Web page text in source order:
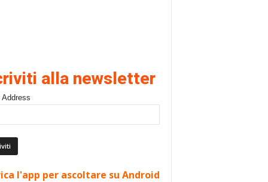
alla newsletter
l'app per ascoltare su Android